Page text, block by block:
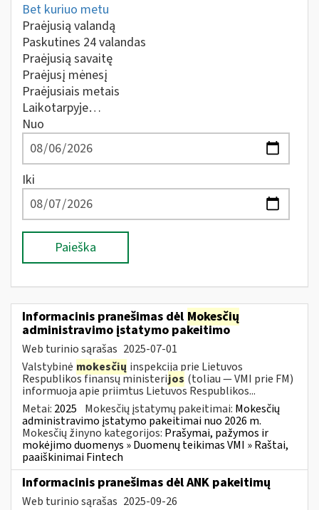
Bet kuriuo metu
Praėjusią valandą
Paskutines 24 valandas
Praėjusią savaitę
Praėjusį mėnesį
Praėjusiais metais
Laikotarpyje…
Nuo
Iki
Paieška
Informacinis pranešimas dėl Mokesčių
administravimo įstatymo pakeitimo
Web turinio sąrašas 2025-07-01
Valstybinė mokesčių inspekcija prie Lietuvos
Respublikos finansų ministerijos (toliau — VMI prie FM)
informuoja apie priimtus Lietuvos Respublikos...
Metai: 2025 Mokesčių įstatymų pakeitimai: Mokesčių
administravimo įstatymo pakeitimai nuo 2026 m.
Mokesčių žinyno kategorijos: Prašymai, pažymos ir
mokėjimo duomenys » Duomenų teikimas VMI » Raštai,
paaiškinimai Fintech
Informacinis pranešimas dėl ANK pakeitimų
Web turinio sąrašas 2025-09-26